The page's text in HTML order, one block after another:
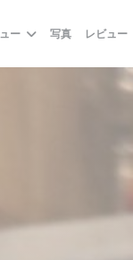
ー 写真 レビュー